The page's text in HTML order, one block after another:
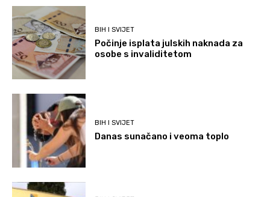
BIH I SVIJET
Počinje isplata julskih naknada za
osobe s invaliditetom
BIH I SVIJET
Danas sunačano i veoma toplo